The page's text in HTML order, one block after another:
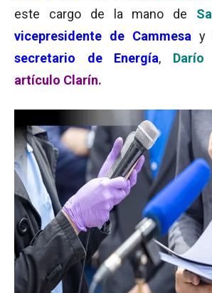
este cargo de la mano de
vicepresidente de Cammesa y
secretario de Energía, Darío
artículo Clarín.